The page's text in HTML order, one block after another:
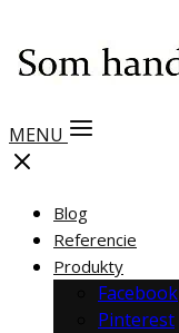
MENU
Blog
Referencie
Produkty
Facebook
Pinterest